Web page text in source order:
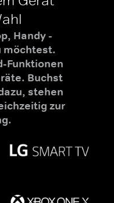
Handy -
möchtest.
Funktionen
Buchst
stehen
zur